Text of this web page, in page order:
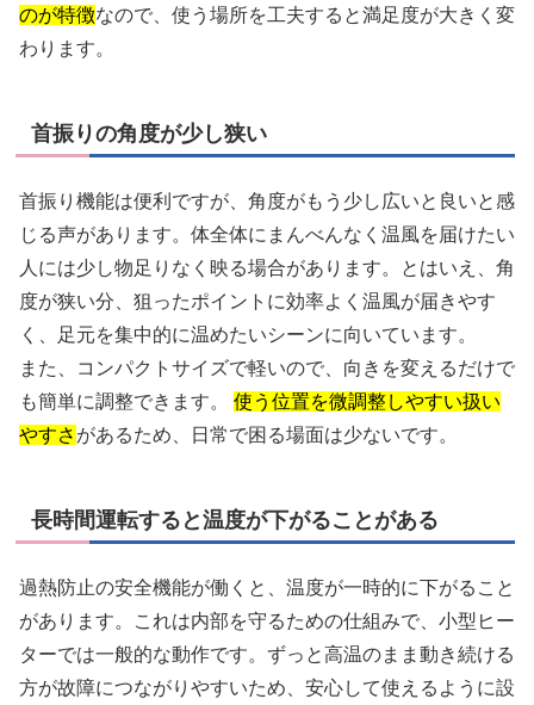
のが特徴なので、使う場所を工夫すると満足度が大きく変
わります。
首振りの角度が少し狭い
首振り機能は便利ですが、角度がもう少し広いと良いと感
じる声があります。体全体にまんべんなく温風を届けたい
人には少し物足りなく映る場合があります。とはいえ、角
度が狭い分、狙ったポイントに効率よく温風が届きやす
く、足元を集中的に温めたいシーンに向いています。
また、コンパクトサイズで軽いので、向きを変えるだけで
も簡単に調整できます。 使う位置を微調整しやすい扱い
やすさ があるため、日常で困る場面は少ないです。
長時間運転すると温度が下がることがある
過熱防止の安全機能が働くと、温度が一時的に下がること
があります。これは内部を守るための仕組みで、小型ヒー
ターでは一般的な動作です。ずっと高温のまま動き続ける
方が故障につながりやすいため、安心して使えるように設